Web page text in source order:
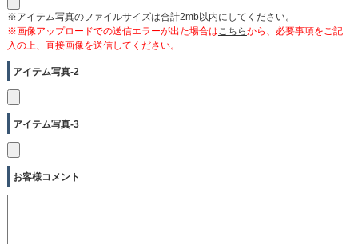
※アイテム写真のファイルサイズは合計2mb以内にしてください。
※画像アップロードでの送信エラーが出た場合は こちらから、必要事項をご記
入の上、直接画像を送信してください。
アイテム写真-2
アイテム写真-3
お客様コメント